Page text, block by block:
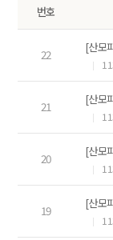
번호
22 [산모
21 [산모
20 [산모
19 [산모